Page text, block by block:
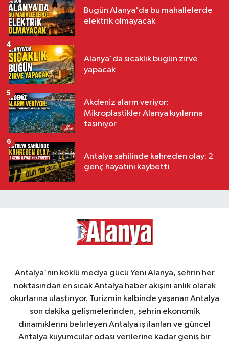
Bugün Alanya'da bu mahallelerde
elektrik olmayacak
Alanya'da sıcaklık bugün zirve
yapacak
4
Akdeniz alarm veriyor:
Mikroplastikler Alanya kıyılarına
taşınıyor
5
Antalya sahilinde kahreden olay: 2
genç hayatını kaybetti
6
Antalya'nın köklü medya gücü Yeni Alanya, şehrin her
noktasından en sıcak Antalya haber akışını anlık olarak
okurlarına ulaştırıyor. Turizmin kalbinde yaşanan Antalya
son dakika gelişmelerinden, şehrin ekonomik
dinamiklerini belirleyen Antalya iş ilanları ve güncel
Antalya kuyumcular odası verilerine kadar geniş bir